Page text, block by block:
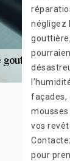
négligez
façades,
vos
pour